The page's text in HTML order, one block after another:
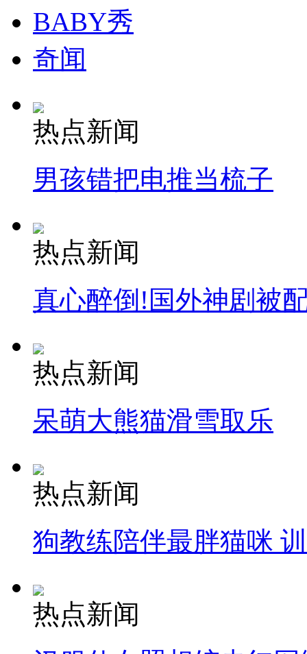
BABY秀
奇闻
热点新闻
男孩错把电推当梳子
热点新闻
真心醉倒!国外神剧被
热点新闻
呆萌大熊猫滑雪取乐
热点新闻
狗教练陪伴最胖猫咪
热点新闻